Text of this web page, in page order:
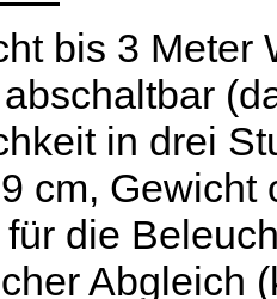
bis 3 Meter
in drei
cm, Gewicht
die
Abgleich